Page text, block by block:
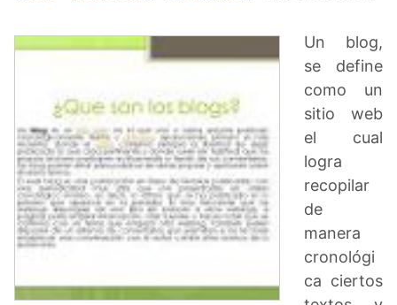
Un blog,
se define
como un
sitio web
el cual
logra
recopilar
de
manera
cronológi
ca ciertos